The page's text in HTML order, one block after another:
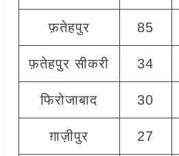
फ़तेहपुर 85
फ़तेहपुर सीकरी 34
फिरोजाबाद 30
ग़ाज़ीपुर 27